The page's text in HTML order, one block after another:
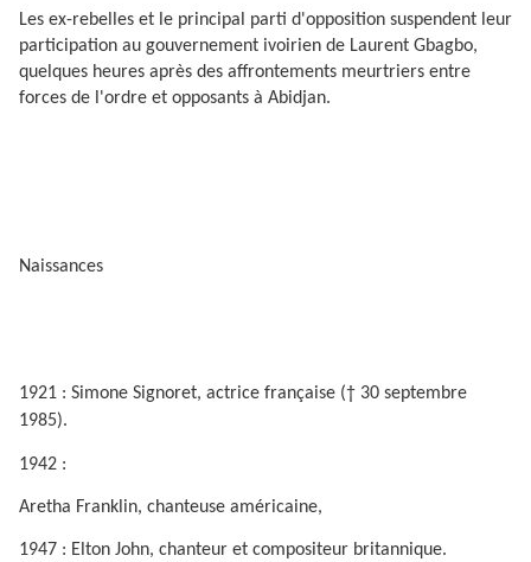
Les ex-rebelles et le principal parti d'opposition suspendent leur
participation au gouvernement ivoirien de Laurent Gbagbo,
quelques heures après des affrontements meurtriers entre
forces de l'ordre et opposants à Abidjan.
Naissances
1921 : Simone Signoret, actrice française († 30 septembre
1985).
1942 :
Aretha Franklin, chanteuse américaine,
1947 : Elton John, chanteur et compositeur britannique.